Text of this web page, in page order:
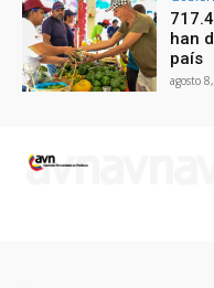
han
país
agosto